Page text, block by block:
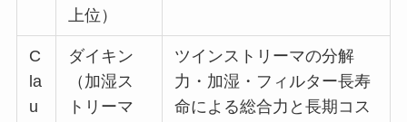
上位）
C
la
u
ダイキン
（加湿ス
トリーマ
ツインストリーマの分解
力・加湿・フィルター長寿
命による総合力と長期コス